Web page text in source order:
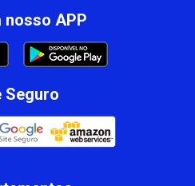
nosso APP
Seguro